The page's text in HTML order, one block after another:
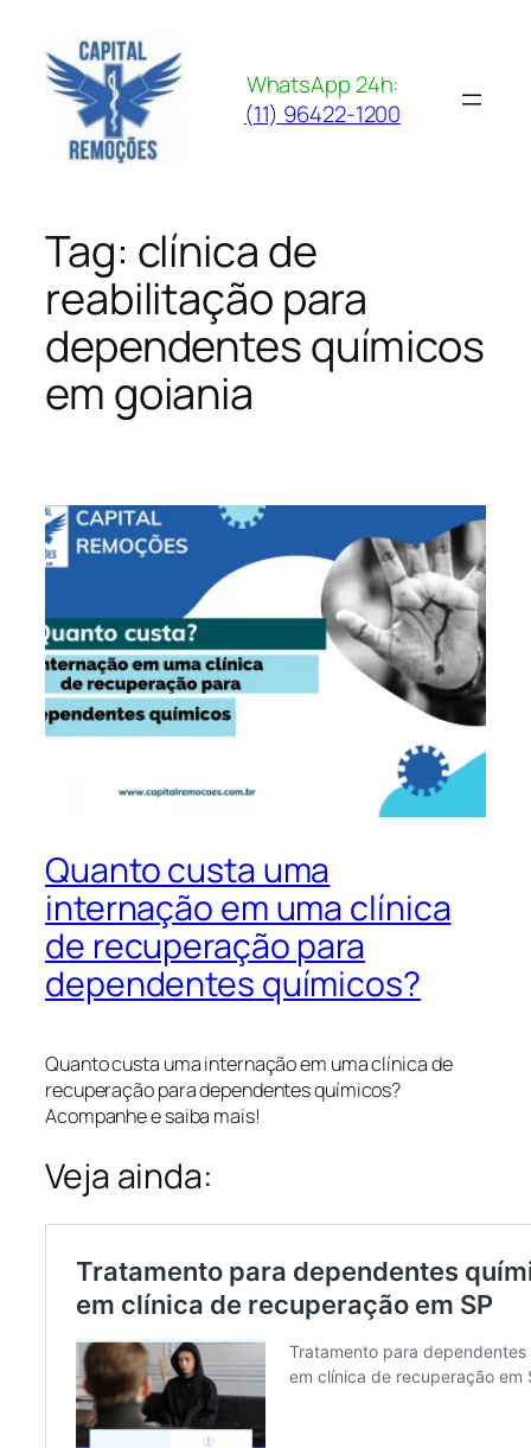
para
conteúdo
WhatsApp 24h:
(11) 96422-1200
Tag: clínica de
reabilitação para
dependentes químicos
em goiania
Quanto custa uma
internação em uma clínica
de recuperação para
dependentes químicos?
Quanto custa uma internação em uma clínica de
recuperação para dependentes químicos?
Acompanhe e saiba mais!
Veja ainda: